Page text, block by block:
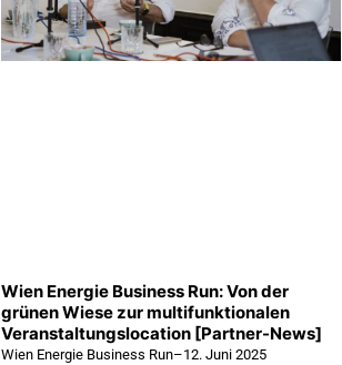
Wien Energie Business Run: Von der
grünen Wiese zur multifunktionalen
Veranstaltungslocation [Partner-News]
Wien Energie Business Run–12. Juni 2025